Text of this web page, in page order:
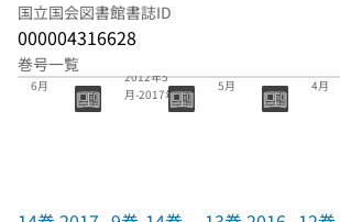
国立国会図書館書誌ID
000004316628
巻号一覧
14巻 2017年
6月
2012年5
月-2017年6
5月
4月